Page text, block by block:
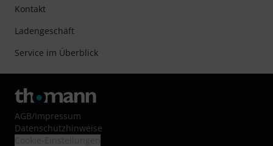
Kontakt
Ladengeschäft
Service im Überblick
AGB/Impressum
Datenschutzhinweise